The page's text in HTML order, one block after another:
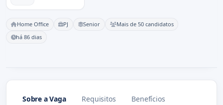
Home Office PJ Senior
Mais de 50 candidatos
há 86 dias
Sobre a Vaga Requisitos Benefícios